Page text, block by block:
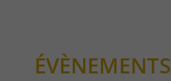
ÉVÈNEMENTS